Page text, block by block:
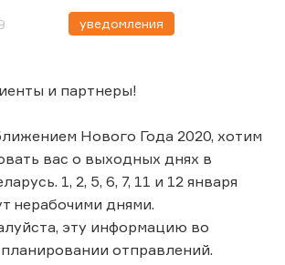
уведомления
и партнеры!
Нового Года 2020, хотим
вас о выходных днях в
1, 2, 5, 6, 7, 11 и 12 января
нерабочими днями.
эту информацию во
отправлений.